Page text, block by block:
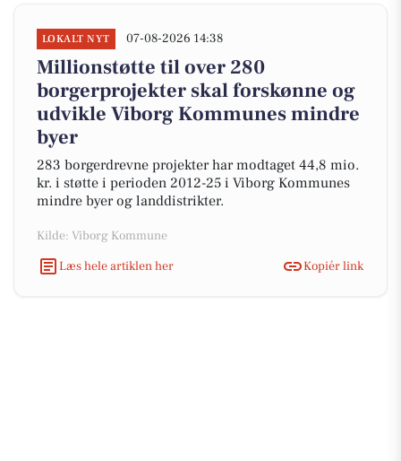
LOKALT NYT 07-08-2026 14:38
Millionstøtte til over 280
borgerprojekter skal forskønne og
udvikle Viborg Kommunes mindre
byer
283 borgerdrevne projekter har modtaget 44,8 mio.
kr. i støtte i perioden 2012-25 i Viborg Kommunes
mindre byer og landdistrikter.
Kilde: Viborg Kommune
Læs hele artiklen her
Kopiér link